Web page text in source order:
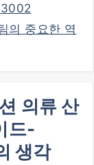
의 중요한 역
의류 산
드-
생각